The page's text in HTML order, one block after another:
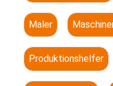
Maler
Produktionshelfer